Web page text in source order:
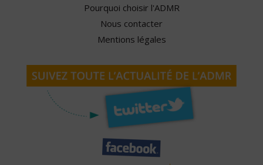
Pourquoi choisir l'ADMR
Nous contacter
Mentions légales